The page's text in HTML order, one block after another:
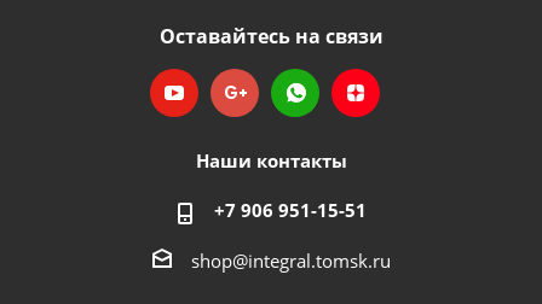
Оставайтесь на связи
Наши контакты
+7 906 951-15-51
shop@integral.tomsk.ru